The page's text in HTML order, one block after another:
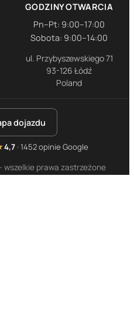
GODZINY OTWARCIA
Pn–Pt: 9:00–17:00
Sobota: 9:00–14:00
ul. Przybyszewskiego 71
93-126 Łódź
Poland
dojazdu
prawa zastrzeżone
4,7· 1452 opinie Google